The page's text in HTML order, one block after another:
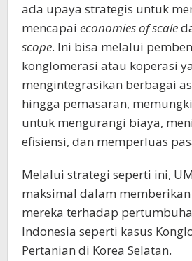
ada upaya strategis untuk
mencapai economies of scale
scope. Ini bisa melalui
konglomerasi atau koperasi
mengintegrasikan berbagai
hingga pemasaran,
untuk mengurangi biaya,
efisiensi, dan memperluas
Melalui strategi seperti ini,
maksimal dalam
mereka terhadap
Indonesia seperti kasus
Pertanian di Korea Selatan.